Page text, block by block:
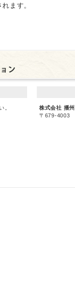
ます。
。
株式会社 播
〒679-4003